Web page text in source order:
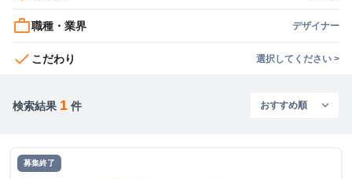
work_outline職種・業界 デザイナー
check こだわり 選択してください >
検索結果 1 件
募集終了